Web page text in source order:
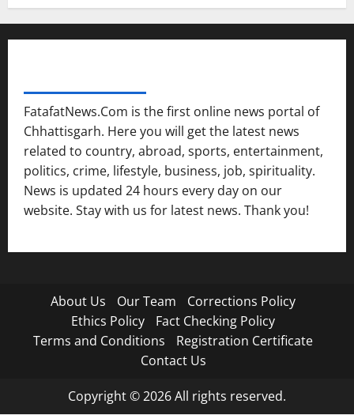
FatafatNews.Com is the first online news portal of
Chhattisgarh. Here you will get the latest news
related to country, abroad, sports, entertainment,
politics, crime, lifestyle, business, job, spirituality.
News is updated 24 hours every day on our
website. Stay with us for latest news. Thank you!
About Us Our Team
Corrections Policy
Ethics Policy
Fact Checking Policy
Terms and Conditions
Registration Certificate
Contact Us
Copyright © 2026 All rights reserved.